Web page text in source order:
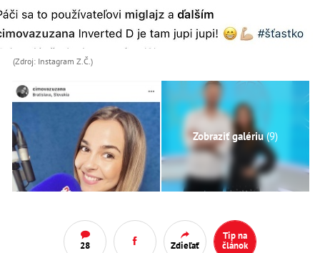
(Zdroj: Instagram Z.Č.)
Zobraziť galériu(9)
28 Zdieľať
Tip na
článok